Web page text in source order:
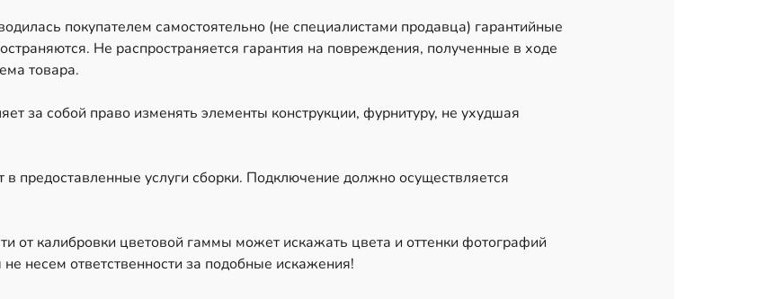
покупателем самостоятельно (не специалистами продавца) гарантийные
Не распространяется гарантия на повреждения, полученные в ходе
товара.
за собой право изменять элементы конструкции, фурнитуру, не ухудшая
предоставленные услуги сборки. Подключение должно осуществляется
от калибровки цветовой гаммы может искажать цвета и оттенки фотографий
несем ответственности за подобные искажения!